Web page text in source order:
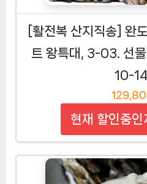
[활전복 산지직송] 완
트 왕특대, 3-03. 선
10-14
현재 할인중인